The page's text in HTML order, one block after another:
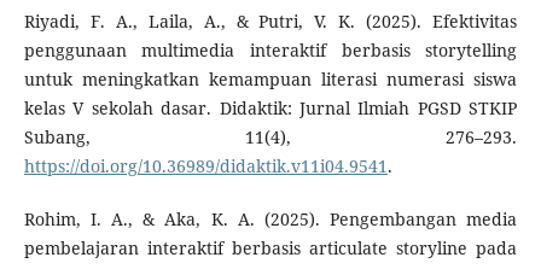
Riyadi, F. A., Laila, A., & Putri, V. K. (2025). Efektivitas
penggunaan multimedia interaktif berbasis storytelling
untuk meningkatkan kemampuan literasi numerasi siswa
kelas V sekolah dasar. Didaktik: Jurnal Ilmiah PGSD STKIP
Subang, 11(4), 276–293.
https://doi.org/10.36989/didaktik.v11i04.9541 .
Rohim, I. A., & Aka, K. A. (2025). Pengembangan media
pembelajaran interaktif berbasis articulate storyline pada